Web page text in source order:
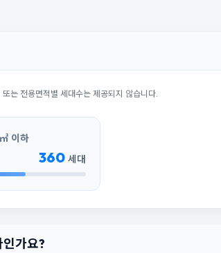
는 전용면적별 세대수는 제공되지 않습니다.
이하
360 세대
가요?